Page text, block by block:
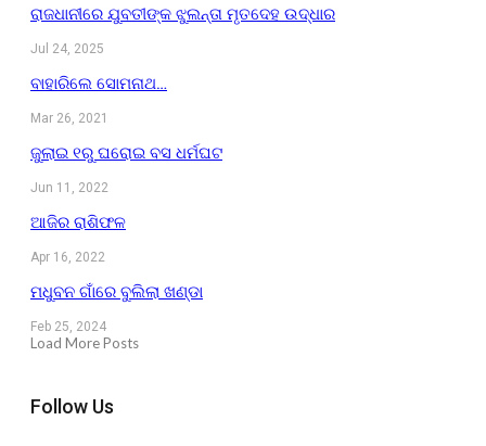
ରାଜଧାନୀରେ ଯୁବତୀଙ୍କ ଝୁଲନ୍ତା ମୃତଦେହ ଉଦ୍ଧାର
Jul 24, 2025
ବାହାରିଲେ ସୋମନାଥ…
Mar 26, 2021
ଜୁଲାଇ ୧ରୁ ଘରୋଇ ବସ ଧର୍ମଘଟ
Jun 11, 2022
ଆଜିର ରାଶିଫଳ
Apr 16, 2022
ମଧୁବନ ଗାଁରେ ବୁଲିଲା ଖଣ୍ଡା
Feb 25, 2024
Load More Posts
Follow Us